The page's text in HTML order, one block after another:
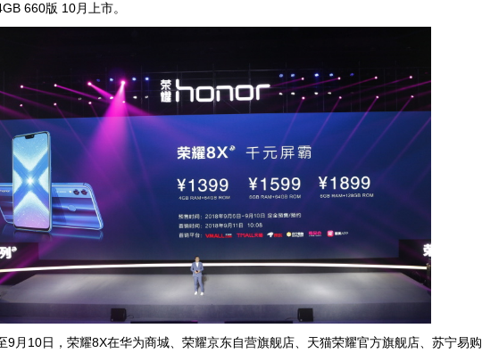
660版 10月上市。
9月10日，荣耀8X在华为商城、荣耀京东自营旗舰店、天猫荣耀官方旗舰店、苏宁易购